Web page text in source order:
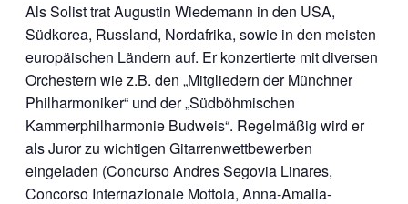
Als Solist trat Augustin Wiedemann in den USA,
Südkorea, Russland, Nordafrika, sowie in den meisten
europäischen Ländern auf. Er konzertierte mit diversen
Orchestern wie z.B. den „Mitgliedern der Münchner
Philharmoniker“ und der „Südböhmischen
Kammerphilharmonie Budweis“. Regelmäßig wird er
als Juror zu wichtigen Gitarrenwettbewerben
eingeladen (Concurso Andres Segovia Linares,
Concorso Internazionale Mottola, Anna-Amalia-